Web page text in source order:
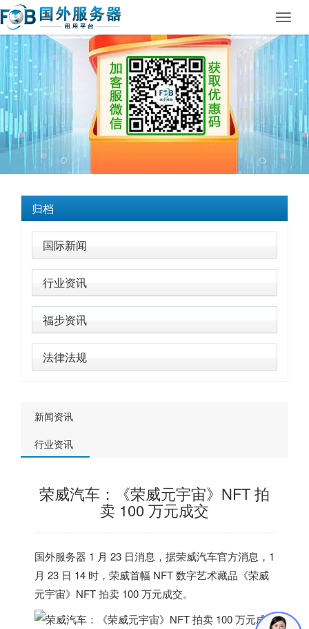
归档
国际新闻
行业资讯
福步资讯
法律法规
新闻资讯
行业资讯
荣威汽车：《荣威元宇宙》NFT 拍
卖 100 万元成交
国外服务器 1 月 23 日消息，据荣威汽车官方消息，1
月 23 日 14 时，荣威首幅 NFT 数字艺术藏品《荣威
元宇宙》NFT 拍卖 100 万元成交。